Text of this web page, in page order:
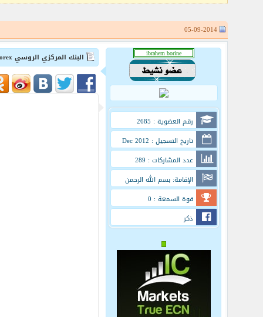
رقم العضوية : 2685
تاريخ التسجيل : Dec 2012
عدد المشاركات : 289
الإقامة: بسم الله الرحمن
الرحيم
قوة السمعة : 0
ذكر
البنك المركزي الروسي twsyatforex